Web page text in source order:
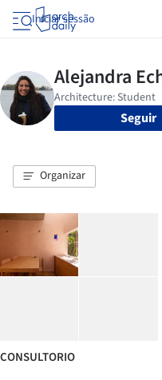
Iniciar sessão
Seguir
Organizar
CONSULTORIO